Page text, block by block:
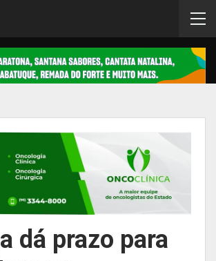
dá prazo para